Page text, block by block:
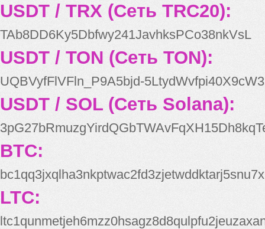
USDT / TRX (Сеть TRC20):
TAb8DD6Ky5Dbfwy241JavhksPCo38nkVsL
USDT / TON (Сеть TON):
UQBVyfFlVFln_P9A5bjd-
USDT / SOL (Сеть Solana):
BTC:
bc1qq3jxqlha3nkptwac2fd3zjetwddktarj5snu7x
LTC: